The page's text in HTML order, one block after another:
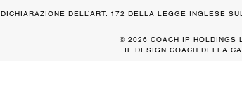
DICHIARAZIONE DELL’ART. 172 DELLA LEGGE INGLESE
© 2026 COACH IP HOLDINGS
IL DESIGN COACH DELLA